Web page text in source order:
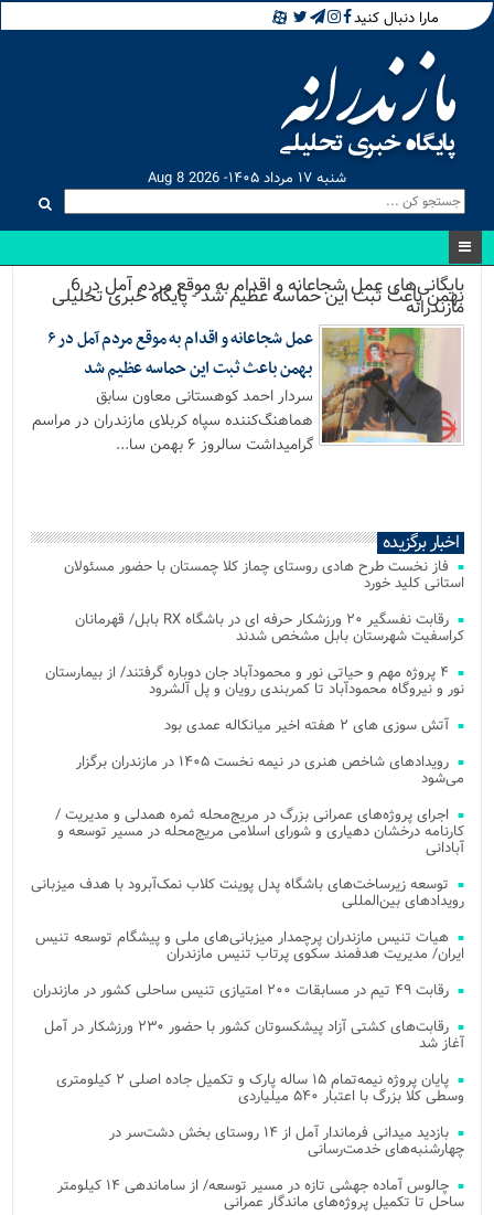
مارا دنبال کنید
شنبه ۱۷ مرداد ۱۴۰۵- Aug 8 2026
بایگانی‌های عمل شجاعانه و اقدام به موقع مردم آمل در 6
بهمن باعث ثبت این حماسه عظیم شد - پایگاه خبری تحلیلی
مازندرانه
عمل شجاعانه و اقدام به موقع مردم آمل در ۶
بهمن باعث ثبت این حماسه عظیم شد
سردار احمد کوهستانی معاون سابق
هماهنگ‌کننده سپاه کربلای مازندران در مراسم
گرامیداشت سالروز ۶ بهمن سا...
اخبار برگزیده
فاز نخست طرح هادی روستای چماز کلا چمستان با حضور مسئولان
استانی کلید خورد
رقابت نفسگیر ۲۰ ورزشکار حرفه ای در باشگاه RX بابل/ قهرمانان
کراسفیت شهرستان بابل مشخص شدند
۴ پروژه مهم و حیاتی نور و محمودآباد جان دوباره گرفتند/ از بیمارستان
نور و نیروگاه محمودآباد تا کمربندی رویان و پل آلشرود
آتش‌ سوزی‌ های ۲ هفته اخیر میانکاله عمدی بود
رویدادهای شاخص هنری در نیمه نخست ۱۴۰۵ در مازندران برگزار
می‌شود
اجرای پروژه‌های عمرانی بزرگ در مریج‌محله ثمره همدلی و مدیریت /
کارنامه درخشان دهیاری و شورای اسلامی مریج‌محله در مسیر توسعه و
آبادانی
توسعه زیرساخت‌های باشگاه پدل پوینت کلاب نمک‌آبرود با هدف میزبانی
رویدادهای بین‌المللی
هیات تنیس مازندران پرچمدار میزبانی‌های ملی و پیشگام توسعه تنیس
ایران/ مدیریت هدفمند سکوی پرتاب تنیس مازندران
رقابت ۴۹ تیم در مسابقات ۲۰۰ امتیازی تنیس ساحلی کشور در مازندران
رقابت‌های کشتی آزاد پیشکسوتان کشور با حضور ۲۳۰ ورزشکار در آمل
آغاز شد
پایان پروژه نیمه‌تمام ۱۵ ساله پارک و تکمیل جاده اصلی ۲ کیلومتری
وسطی کلا بزرگ با اعتبار ۵۴۰ میلیاردی
بازدید میدانی فرماندار آمل از ۱۴ روستای بخش دشت‌سر در
چهارشنبه‌های خدمت‌رسانی
چالوس آماده جهشی تازه در مسیر توسعه/ از ساماندهی ۱۴ کیلومتر
ساحل تا تکمیل پروژه‌های ماندگار عمرانی